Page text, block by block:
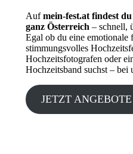
Aufmein-fest.at findest
ganz Österreich– schnell,
Egal ob du eine emotionale
stimmungsvolles
Hochzeitsfotografen oder
Hochzeitsband suchst – bei
JETZT